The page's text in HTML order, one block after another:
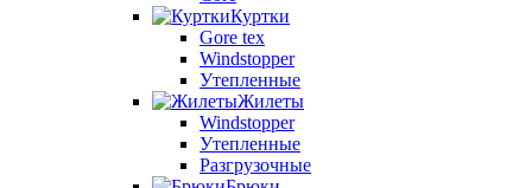
Куртки
Gore tex
Windstopper
Утепленные
Жилеты
Windstopper
Утепленные
Разгрузочные